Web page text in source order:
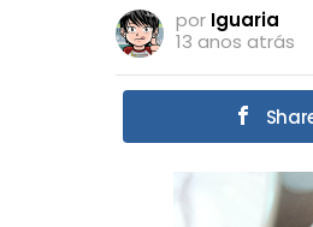
por Iguaria
13 anos atrás